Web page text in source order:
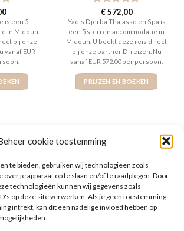
cookie toestemming
te bieden, gebruiken wij technologieën zoals
je apparaat op te slaan en/of te raadplegen. Door
technologieën kunnen wij gegevens zoals
op deze site verwerken. Als je geen toestemming
intrekt, kan dit een nadelige invloed hebben op
is een 5
in Midoun.
bij onze
vanaf EUR
Gewaardeerd
5uit 5
€572,00
Yadis Djerba Thalasso en Spa is
een 5 sterren accommodatie in
Midoun. U boekt deze reis direct
bij onze partner D-reizen. Nu
vanaf EUR 572.00 per persoon.
PRIJZEN EN BOEKEN
WAT ZE OVER ONS ZEGGEN